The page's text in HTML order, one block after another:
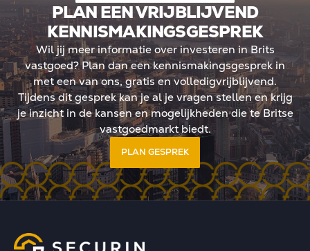
PLAN EEN VRIJBLIJVEND
KENNISMAKINGSGESPREK
Wil jij meer informatie over investeren in Brits
vastgoed? Plan dan een kennismakingsgesprek in
met een van ons, gratis en volledigvrijblijvend.
Tijdens dit gesprek kan je al je vragen stellen en krijg
je inzicht in de kansen en mogelijkheden die te Britse
vastgoedmarkt biedt.
PLAN GESPREK